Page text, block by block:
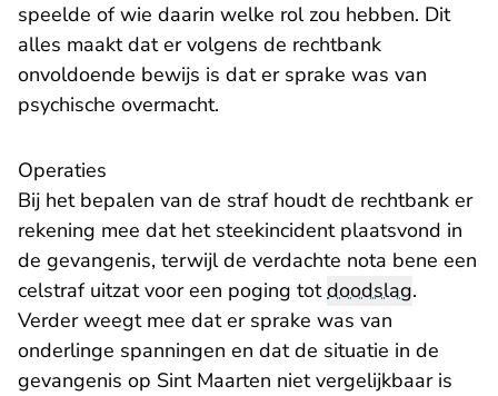
speelde of wie daarin welke rol zou hebben. Dit
alles maakt dat er volgens de rechtbank
onvoldoende bewijs is dat er sprake was van
psychische overmacht.
Operaties
Bij het bepalen van de straf houdt de rechtbank er
rekening mee dat het steekincident plaatsvond in
de gevangenis, terwijl de verdachte nota bene een
celstraf uitzat voor een poging totdoodslag.
Verder weegt mee dat er sprake was van
onderlinge spanningen en dat de situatie in de
gevangenis op Sint Maarten niet vergelijkbaar is